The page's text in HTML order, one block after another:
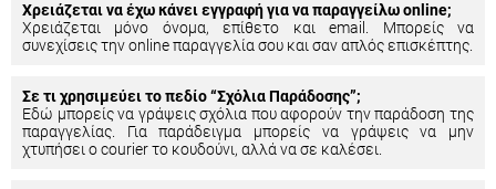
Χρειάζεται να έχω κάνει εγγραφή για να παραγγείλω online;
Χρειάζεται μόνο όνομα, επίθετο και email. Μπορείς να
συνεχίσεις την online παραγγελία σου και σαν απλός επισκέπτης.
Σε τι χρησιμεύει το πεδίο “Σχόλια Παράδοσης”;
Εδώ μπορείς να γράψεις σχόλια που αφορούν την παράδοση της
παραγγελίας. Για παράδειγμα μπορείς να γράψεις να μην
χτυπήσει ο courier το κουδούνι, αλλά να σε καλέσει.